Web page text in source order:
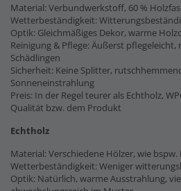
Material: Verbundwerkstoff, 60 %
Wetterbeständigkeit:
Optik: Gleichmäßiges Dekor, warme
Reinigung & Pflege: Äußerst
Schädlingen
Sicherheit: Keine Splitter,
Sonneneinstrahlung
Preis: In der Regel teurer als Echtholz,
Qualität bzw. dem Produkt
Echtholz
Material: Verschiedene Hölzer, wie bspw.
Wetterbeständigkeit: Weniger
Optik: Natürlich, warme Ausstrahlung,